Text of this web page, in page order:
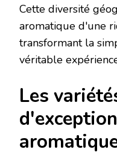
Cette diversité
aromatique d'une
transformant la
véritable
Les